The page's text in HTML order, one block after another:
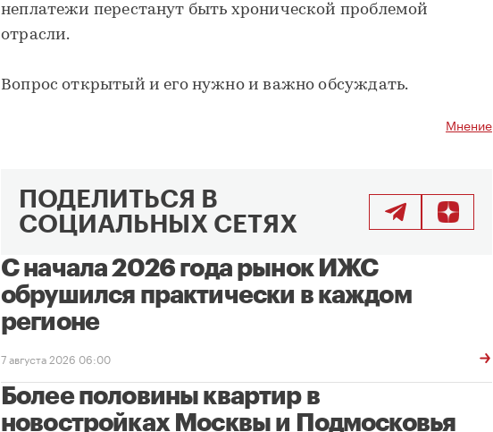
неплатежи перестанут быть хронической проблемой
отрасли.
Вопрос открытый и его нужно и важно обсуждать.
Мнение
ПОДЕЛИТЬСЯ В
СОЦИАЛЬНЫХ СЕТЯХ
С начала 2026 года рынок ИЖС
обрушился практически в каждом
регионе
7 августа 2026 06:00
Более половины квартир в
новостройках Москвы и Подмосковья